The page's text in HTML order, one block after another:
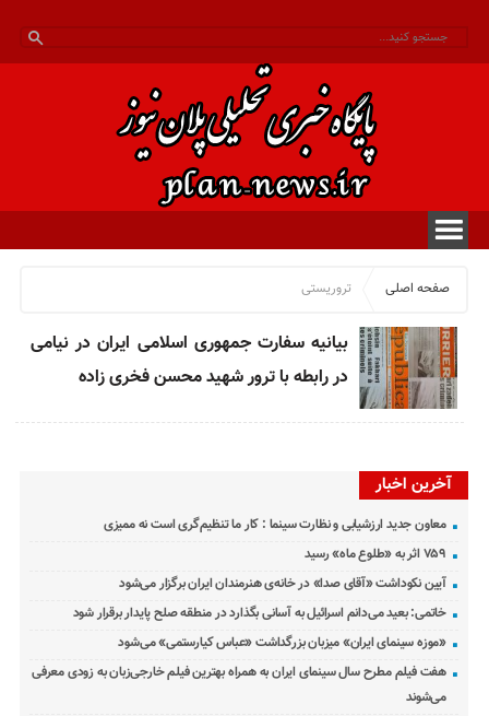
صفحه اصلی تروریستی
بیانیه سفارت جمهوری اسلامی ایران در نیامی
در رابطه با ترور شهید محسن فخری زاده
آخرین اخبار
معاون جدید ارزشیابی و نظارت سینما : کار ما تنظیم‌گری است نه ممیزی
۷۵۹ اثر به «طلوع ماه» رسید
آیین نکوداشت «آقای صدا» در خانه‌ی هنرمندان ایران برگزار می‌شود
خاتمی: بعید می‌دانم اسرائیل به آسانی بگذارد در منطقه صلح پایدار برقرار شود
«موزه سینمای ایران» میزبان بزرگداشت «عباس کیارستمی» می‌شود
هفت فیلم مطرح سال سینمای ایران به همراه بهترین فیلم خارجی‌زبان به زودی معرفی
می‌شوند